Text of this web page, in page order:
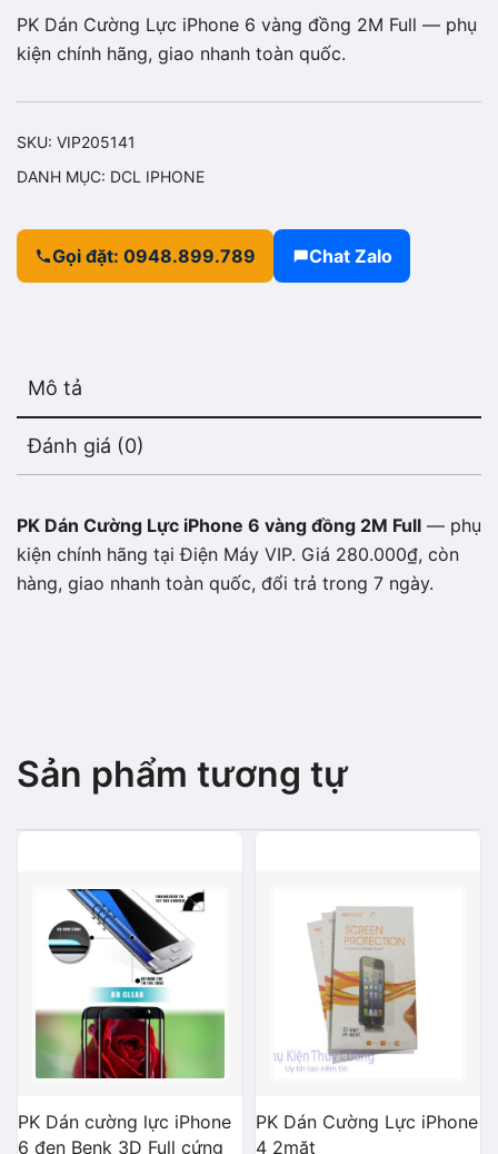
PK Dán Cường Lực iPhone 6 vàng đồng 2M Full — phụ
kiện chính hãng, giao nhanh toàn quốc.
SKU: VIP205141
DANH MỤC: DCL IPHONE
Gọi đặt: 0948.899.789 Chat Zalo
Mô tả
Đánh giá (0)
PK Dán Cường Lực iPhone 6 vàng đồng 2M Full — phụ
kiện chính hãng tại Điện Máy VIP. Giá 280.000₫, còn
hàng, giao nhanh toàn quốc, đổi trả trong 7 ngày.
Sản phẩm tương tự
PK Dán cường lực iPhone
6 đen Benk 3D Full cứng
PK Dán Cường Lực iPhone
4 2mặt